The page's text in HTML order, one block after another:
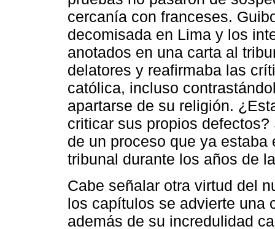
cercanía con franceses.
decomisada en Lima y los
anotados en una carta al
delatores y reafirmaba las
católica, incluso
apartarse de su religión.
criticar sus propios
de un proceso que ya
tribunal durante los años de
Cabe señalar otra virtud del
los capítulos se advierte una
además de su incredulidad